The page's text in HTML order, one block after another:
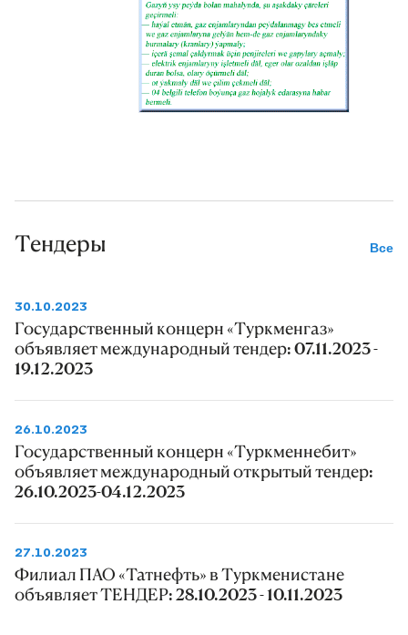
Тендеры Все
30.10.2023
Государственный концерн «Туркменгаз»
объявляет международный тендер: 07.11.2023 -
19.12.2023
26.10.2023
Государственный концерн «Туркменнебит»
объявляет международный открытый тендер:
26.10.2023-04.12.2023
27.10.2023
Филиал ПАО «Татнефть» в Туркменистане
объявляет ТЕНДЕР: 28.10.2023 - 10.11.2023